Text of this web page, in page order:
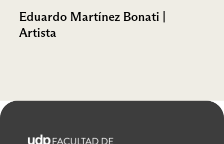
Eduardo Martínez Bonati |
Artista